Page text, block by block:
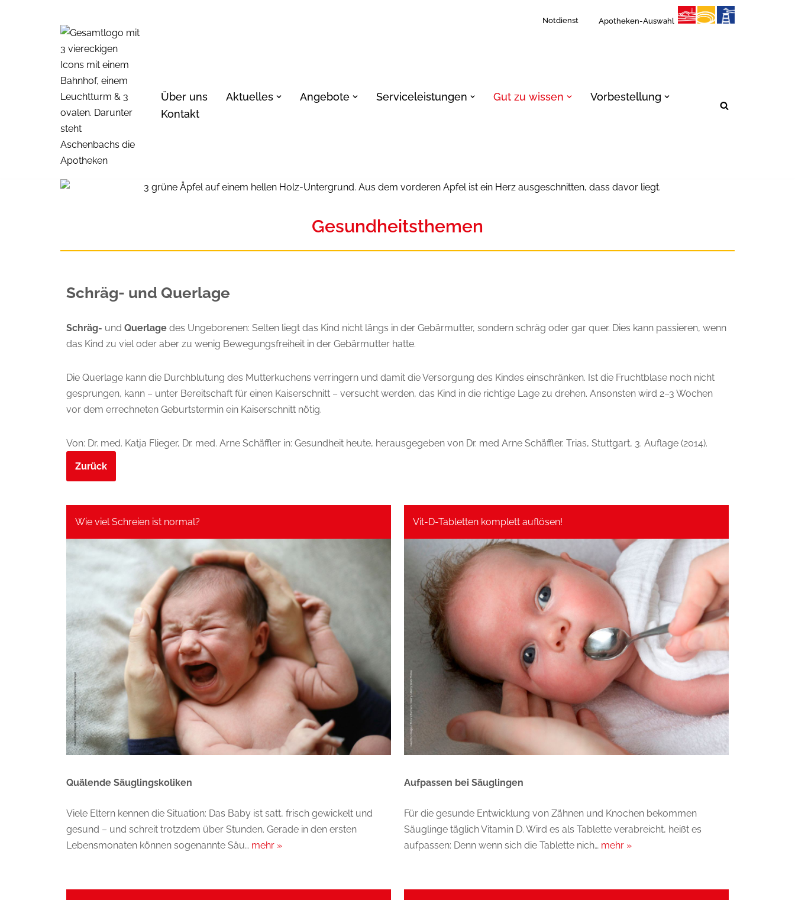
Notdienst Apotheken-Auswahl
Über uns Aktuelles Angebote Serviceleistungen Gut zu wissen
Vorbestellung
Kontakt
Gesundheitsthemen
Schräg- und Querlage
Schräg- und Querlage des Ungeborenen: Selten liegt das Kind nicht längs in der Gebärmutter, sondern schräg oder gar quer. Dies kann passieren, wenn
das Kind zu viel oder aber zu wenig Bewegungsfreiheit in der Gebärmutter hatte.
Die Querlage kann die Durchblutung des Mutterkuchens verringern und damit die Versorgung des Kindes einschränken. Ist die Fruchtblase noch nicht
gesprungen, kann – unter Bereitschaft für einen Kaiserschnitt – versucht werden, das Kind in die richtige Lage zu drehen. Ansonsten wird 2–3 Wochen
vor dem errechneten Geburtstermin ein Kaiserschnitt nötig.
Von: Dr. med. Katja Flieger, Dr. med. Arne Schäffler in: Gesundheit heute, herausgegeben von Dr. med Arne Schäffler. Trias, Stuttgart, 3. Auflage (2014).
Zurück
Wie viel Schreien ist normal?
Quälende Säuglingskoliken
Viele Eltern kennen die Situation: Das Baby ist satt, frisch gewickelt und
gesund – und schreit trotzdem über Stunden. Gerade in den ersten
Lebensmonaten können sogenannte Säu… mehr »
Vit-D-Tabletten komplett auflösen!
Aufpassen bei Säuglingen
Für die gesunde Entwicklung von Zähnen und Knochen bekommen
Säuglinge täglich Vitamin D. Wird es als Tablette verabreicht, heißt es
aufpassen: Denn wenn sich die Tablette nich… mehr »